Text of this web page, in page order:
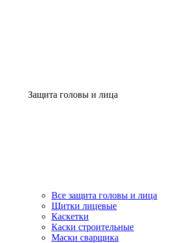
Защита головы и лица
Все защита головы и лица
Щитки лицевые
Каскетки
Каски строительные
Маски сварщика